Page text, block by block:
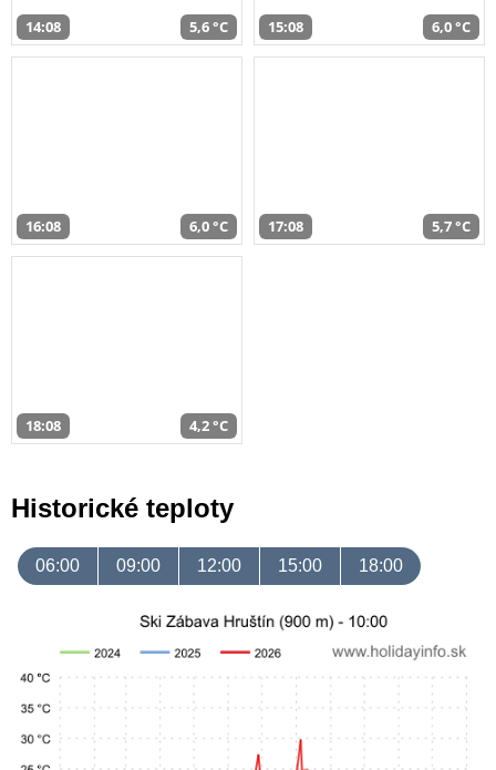
14:08 5,6 °C 15:08 6,0 °C
16:08 6,0 °C 17:08 5,7 °C
18:08 4,2 °C
Historické teploty
06:00 09:00 12:00 15:00 18:00